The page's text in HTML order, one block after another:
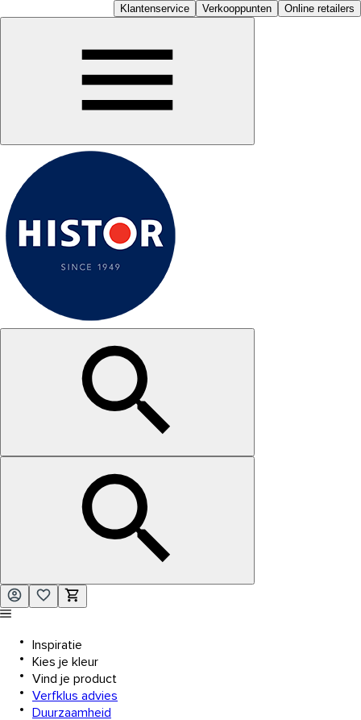
Klantenservice Verkooppunten Online retailers
Inspiratie
Kies je kleur
Vind je product
Verfklus advies
Duurzaamheid